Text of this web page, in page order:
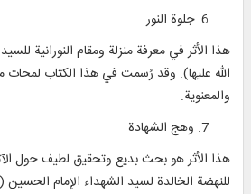
جلوة النور
هذا الأثر في معرفة منزلة ومقام النورانية
الله عليها). وقد رُسمت في هذا الكتاب لمحات
والمعنوية.
وهج الشهادة
هذا الأثر هو بحث بديع وتحقيق لطيف حول
للنهضة الخالدة لسيد الشهداء الإمام الحسين